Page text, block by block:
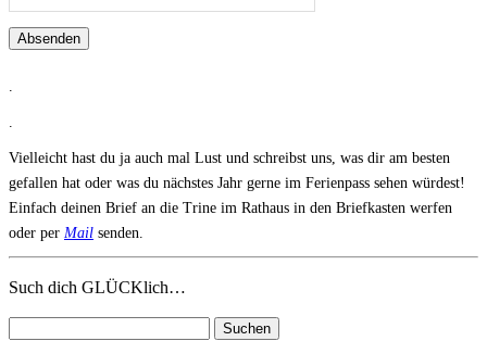
Absenden
Vielleicht hast du ja auch mal Lust und schreibst uns, was dir am besten
gefallen hat oder was du nächstes Jahr gerne im Ferienpass sehen würdest!
Einfach deinen Brief an die Trine im Rathaus in den Briefkasten werfen
oder per Mail senden.
Such dich GLÜCKlich…